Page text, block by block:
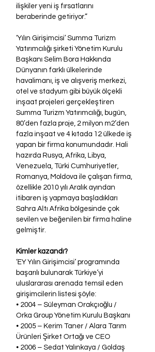
ilişkiler yeni iş fırsatlarını
beraberinde getiriyor.”
‘Yılın Girişimcisi’ Summa Turizm
Yatırımcılığı şirketi Yönetim Kurulu
Başkanı Selim Bora Hakkında
Dünyanın farklı ülkelerinde
havalimanı, iş ve alışveriş merkezi,
otel ve stadyum gibi büyük ölçekli
inşaat projeleri gerçekleştiren
Summa Turizm Yatırımcılığı, bugün,
80’den fazla proje, 2 milyon m2’den
fazla inşaat ve 4 kıtada 12 ülkede iş
yapan bir firma konumundadır. Hali
hazırda Rusya, Afrika, Libya,
Venezuela, Türki Cumhuriyetler,
Romanya, Moldova ile çalışan firma,
özellikle 2010 yılı Aralık ayından
itibaren iş yapmaya başladıkları
Sahra Altı Afrika bölgesinde çok
sevilen ve beğenilen bir firma haline
gelmiştir.
Kimler kazandı?
‘EY Yılın Girişimcisi’ programında
başarılı bulunarak Türkiye’yi
uluslararası arenada temsil eden
girişimcilerin listesi şöyle:
• 2004 – Süleyman Orakçıoğlu /
Orka Group Yönetim Kurulu Başkanı
• 2005 – Kerim Taner / Alara Tarım
Ürünleri Şirket Ortağı ve CEO
• 2006 – Sedat Yalınkaya / Goldaş